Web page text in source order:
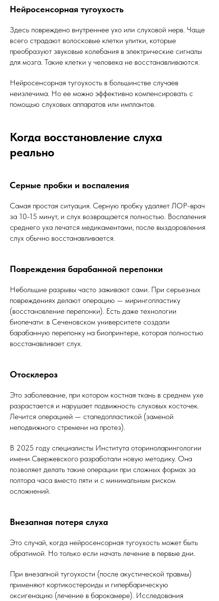
Нейросенсорная тугоухость
Здесь повреждено внутреннее ухо или слуховой нерв. Чаще
всего страдают волосковые клетки улитки, которые
преобразуют звуковые колебания в электрические сигналы
для мозга. Такие клетки у человека не восстанавливаются.
Нейросенсорная тугоухость в большинстве случаев
неизлечима. Но ее можно эффективно компенсировать с
помощью слуховых аппаратов или имплантов.
Когда восстановление слуха
реально
Серные пробки и воспаления
Самая простая ситуация. Серную пробку удаляет ЛОР-врач
за 10-15 минут, и слух возвращается полностью. Воспаления
среднего уха лечатся медикаментами, после выздоровления
слух обычно восстанавливается.
Повреждения барабанной перепонки
Небольшие разрывы часто заживают сами. При серьезных
повреждениях делают операцию — мирингопластику
(восстановление перепонки). Есть даже технологии
биопечати: в Сеченовском университете создали
барабанную перепонку на биопринтере, которая полностью
восстанавливает слух.
Отосклероз
Это заболевание, при котором костная ткань в среднем ухе
разрастается и нарушает подвижность слуховых косточек.
Лечится операцией — стапедопластикой (заменой
неподвижного стремени на протез).
В 2025 году специалисты Института оториноларингологии
имени Свержевского разработали новую методику. Она
позволяет делать такие операции при сложных формах за
полтора часа вместо пяти и с минимальным риском
осложнений.
Внезапная потеря слуха
Это случай, когда нейросенсорная тугоухость может быть
обратимой. Но только если начать лечение в первые дни.
При внезапной тугоухости (после акустической травмы)
применяют кортикостероиды и гипербарическую
оксигенацию (лечение в барокамере). Исследования